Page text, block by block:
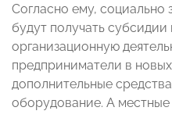
Согласно ему, социально
будут получать
организационную
предприниматели в
дополнительные
оборудование. А